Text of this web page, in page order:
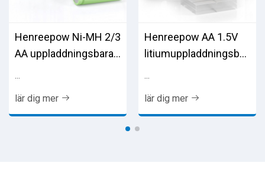
Henreepow Ni-MH 2/3
AA uppladdningsbara
...
lär dig mer
Henreepow AA 1.5V
litiumuppladdningsbart
...
lär dig mer